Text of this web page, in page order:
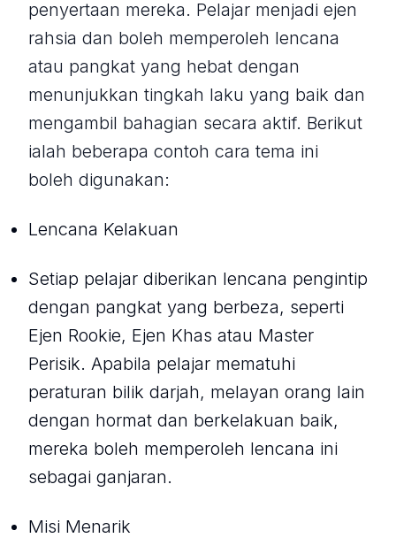
penyertaan mereka. Pelajar menjadi ejen
rahsia dan boleh memperoleh lencana
atau pangkat yang hebat dengan
menunjukkan tingkah laku yang baik dan
mengambil bahagian secara aktif. Berikut
ialah beberapa contoh cara tema ini
boleh digunakan:
Lencana Kelakuan
Setiap pelajar diberikan lencana pengintip
dengan pangkat yang berbeza, seperti
Ejen Rookie, Ejen Khas atau Master
Perisik. Apabila pelajar mematuhi
peraturan bilik darjah, melayan orang lain
dengan hormat dan berkelakuan baik,
mereka boleh memperoleh lencana ini
sebagai ganjaran.
Misi Menarik